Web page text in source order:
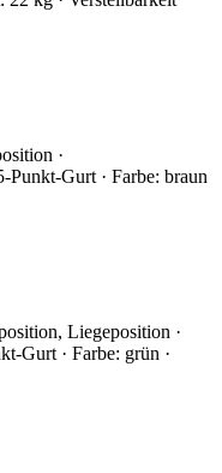
·
Punkt-Gurt · Farbe: braun
Liegeposition ·
Gurt · Farbe: grün ·